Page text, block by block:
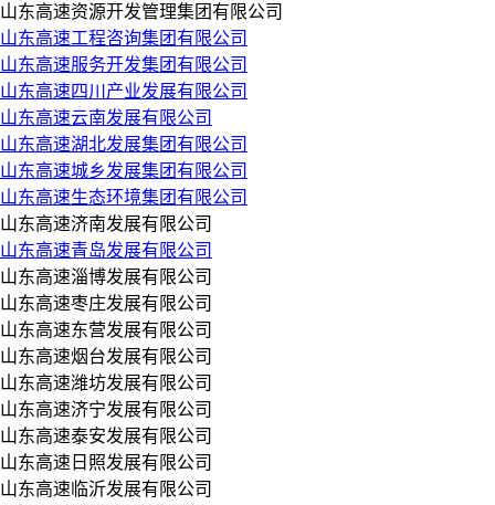
山东高速资源开发管理集团有限公司
山东高速工程咨询集团有限公司
山东高速服务开发集团有限公司
山东高速四川产业发展有限公司
山东高速云南发展有限公司
山东高速湖北发展集团有限公司
山东高速城乡发展集团有限公司
山东高速生态环境集团有限公司
山东高速济南发展有限公司
山东高速青岛发展有限公司
山东高速淄博发展有限公司
山东高速枣庄发展有限公司
山东高速东营发展有限公司
山东高速烟台发展有限公司
山东高速潍坊发展有限公司
山东高速济宁发展有限公司
山东高速泰安发展有限公司
山东高速日照发展有限公司
山东高速临沂发展有限公司